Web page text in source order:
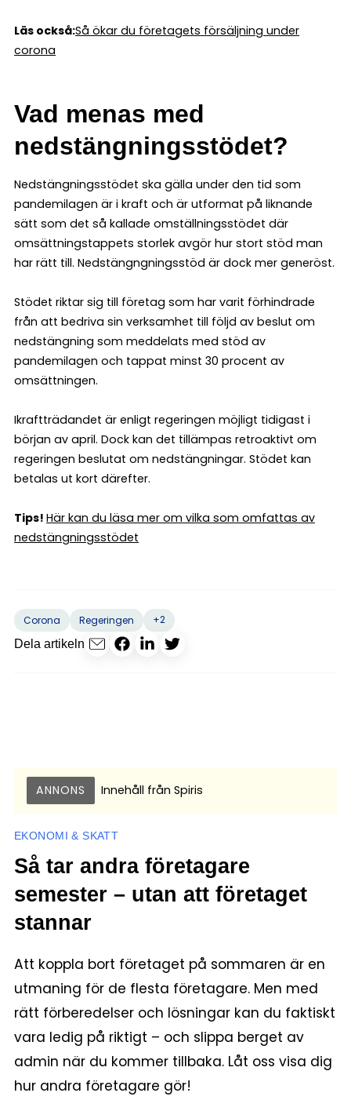
Läs också:Så ökar du företagets försäljning under
corona
Vad menas med
nedstängningsstödet?
Nedstängningsstödet ska gälla under den tid som
pandemilagen är i kraft och är utformat på liknande
sätt som det så kallade omställningsstödet där
omsättningstappets storlek avgör hur stort stöd man
har rätt till. Nedstängngningsstöd är dock mer generöst.
Stödet riktar sig till företag som har varit förhindrade
från att bedriva sin verksamhet till följd av beslut om
nedstängning som meddelats med stöd av
pandemilagen och tappat minst 30 procent av
omsättningen.
Ikraftträdandet är enligt regeringen möjligt tidigast i
början av april. Dock kan det tillämpas retroaktivt om
regeringen beslutat om nedstängningar. Stödet kan
betalas ut kort därefter.
Tips! Här kan du läsa mer om vilka som omfattas av
nedstängningsstödet
Corona Regeringen
+2
Dela artikeln
ANNONS Innehåll från Spiris
EKONOMI & SKATT
Så tar andra företagare
semester – utan att företaget
stannar
Att koppla bort företaget på sommaren är en
utmaning för de flesta företagare. Men med
rätt förberedelser och lösningar kan du faktiskt
vara ledig på riktigt – och slippa berget av
admin när du kommer tillbaka. Låt oss visa dig
hur andra företagare gör!